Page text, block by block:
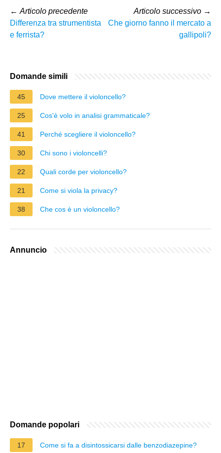
← Articolo precedente
Differenza tra strumentista
e ferrista?
Articolo successivo →
Che giorno fanno il mercato a
gallipoli?
Domande simili
45 Dove mettere il violoncello?
25 Cos'è volo in analisi grammaticale?
41 Perché scegliere il violoncello?
30 Chi sono i violoncelli?
22 Quali corde per violoncello?
21 Come si viola la privacy?
38 Che cos è un violoncello?
Annuncio
Domande popolari
17 Come si fa a disintossicarsi dalle benzodiazepine?